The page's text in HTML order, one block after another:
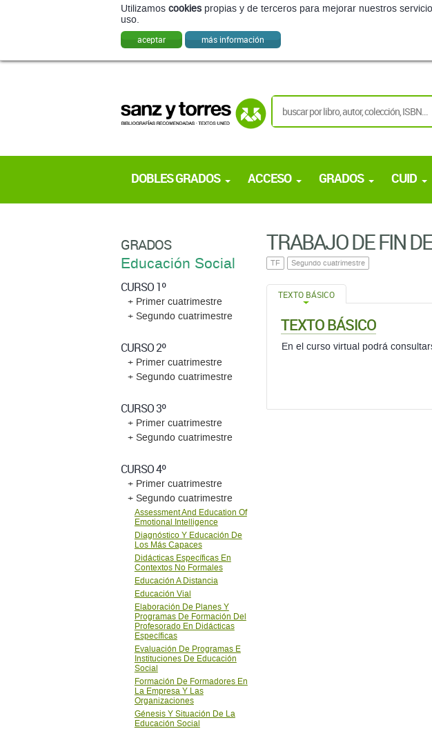
Utilizamos cookies propias y de terceros para mejorar nuestros
uso.
aceptar más información
DOBLES GRADOS ACCESO GRADOS CUID
TRABAJO DE FIN
TF Segundo cuatrimestre
TEXTO BÁSICO
TEXTO BÁSICO
En el curso virtual podrá
GRADOS
Educación Social
CURSO 1º
+ Primer cuatrimestre
+ Segundo cuatrimestre
CURSO 2º
+ Primer cuatrimestre
+ Segundo cuatrimestre
CURSO 3º
+ Primer cuatrimestre
+ Segundo cuatrimestre
CURSO 4º
+ Primer cuatrimestre
+ Segundo cuatrimestre
Assessment And Education Of
Emotional Intelligence
Diagnóstico Y Educación De
Los Más Capaces
Didácticas Específicas En
Contextos No Formales
Educación A Distancia
Educación Vial
Elaboración De Planes Y
Programas De Formación Del
Profesorado En Didácticas
Específicas
Evaluación De Programas E
Instituciones De Educación
Social
Formación De Formadores En
La Empresa Y Las
Organizaciones
Génesis Y Situación De La
Educación Social